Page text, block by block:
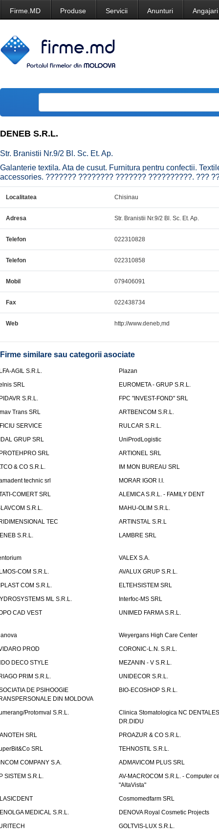
Firme.MD Produse Servicii Anunturi Angajari
DENEB S.R.L.
Str. Branistii Nr.9/2 Bl. Sc. Et. Ap.
Galanterie textila. Ata de cusut. Furnitura pentru confectii.
accessories. ??????? ???????? ??????? ??????????. ???
Localitatea Chisinau
Adresa Str. Branistii Nr.9/2 Bl. Sc. Et. Ap.
Telefon 022310828
Telefon 022310858
Mobil 079406091
Fax 022438734
Web http://www.deneb,md
Firme similare sau categorii asociate
AGIL S.R.L.
Plazan
SRL
EUROMETA - GRUP S.R.L.
S.R.L.
FPC "INVEST-FOND" SRL
Trans SRL
ARTBENCOM S.R.L.
SERVICE
RULCAR S.R.L.
GRUP SRL
UniProdLogistic
SRL
ARTIONEL SRL
& CO S.R.L.
IM MON BUREAU SRL
technic srl
MORAR IGOR I.I.
COMERT SRL
ALEMICA S.R.L. - FAMILY DENT
S.R.L.
MAHU-OLIM S.R.L.
TEC
ARTINSTAL S.R.L
S.R.L.
LAMBRE SRL
VALEX S.A.
COM S.R.L.
AVALUX GRUP S.R.L.
COM S.R.L.
ELTEHSISTEM SRL
ML S.R.L.
Interfoc-MS SRL
CAD VEST
UNIMED FARMA S.R.L.
Weyergans High Care Center
PROD
CORONIC-L.N. S.R.L.
DECO STYLE
MEZANIN - V S.R.L.
PRIM S.R.L.
UNIDECOR S.R.L.
DE PSIHOOGIE
DIN MOLDOVA
BIO-ECOSHOP S.R.L.
Protomval S.R.L.
Clinica Stomatologica NC DENTALES
DR.DIDU
SRL
PROAZUR & CO S.R.L.
SRL
TEHNOSTIL S.R.L.
COMPANY S.A.
ADMAVICOM PLUS SRL
SISTEM S.R.L.
AV-MACROCOM S.R.L. - Computer
"AltaVista"
Cosmomedfarm SRL
MEDICAL S.R.L.
DENOVA Royal Cosmetic Projects
GOLTVIS-LUX S.R.L.